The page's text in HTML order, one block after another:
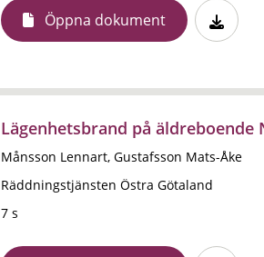
Öppna dokument
Lägenhetsbrand på äldreboende
Månsson Lennart, Gustafsson Mats-Åke
Räddningstjänsten Östra Götaland
7 s